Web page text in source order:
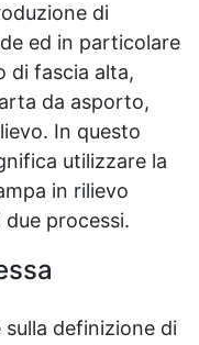
di
ed in particolare
di fascia alta,
da asporto,
In questo
utilizzare la
in rilievo
processi.
definizione di